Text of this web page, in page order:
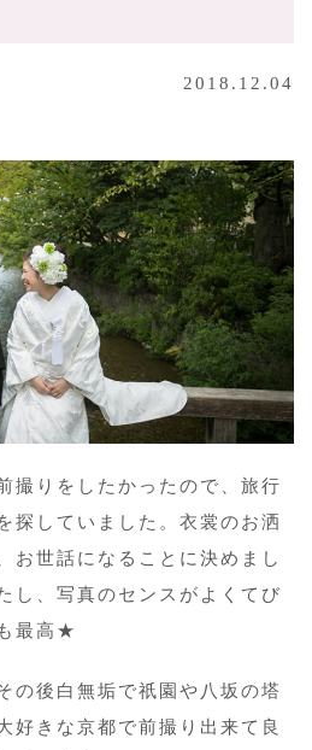
2018.12.04
撮りをしたかったので、旅行
探していました。衣裳のお洒
お世話になることに決めまし
し、写真のセンスがよくてび
最高★
の後白無垢で祇園や八坂の塔
好きな京都で前撮り出来て良